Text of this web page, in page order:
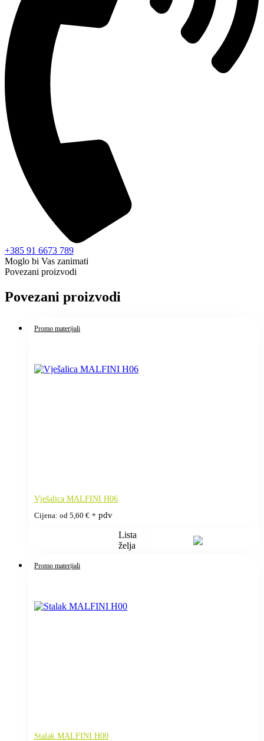
+385 91 6673 789
Moglo bi Vas zanimati
Povezani proizvodi
Povezani proizvodi
Promo materijali
Vješalica MALFINI H06
Cijena: od 5,60 € + pdv
Lista
želja
Promo materijali
Stalak MALFINI H00